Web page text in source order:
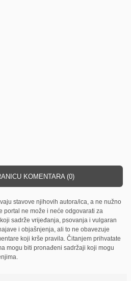
KOMENTARA (0)
stavove njihovih autora/ica, a ne nužno
portal ne može i neće odgovarati za
sadrže vrijeđanja, psovanja i vulgaran
i objašnjenja, ali to ne obavezuje
koji krše pravila. Čitanjem prihvatate
mogu biti pronađeni sadržaji koji mogu